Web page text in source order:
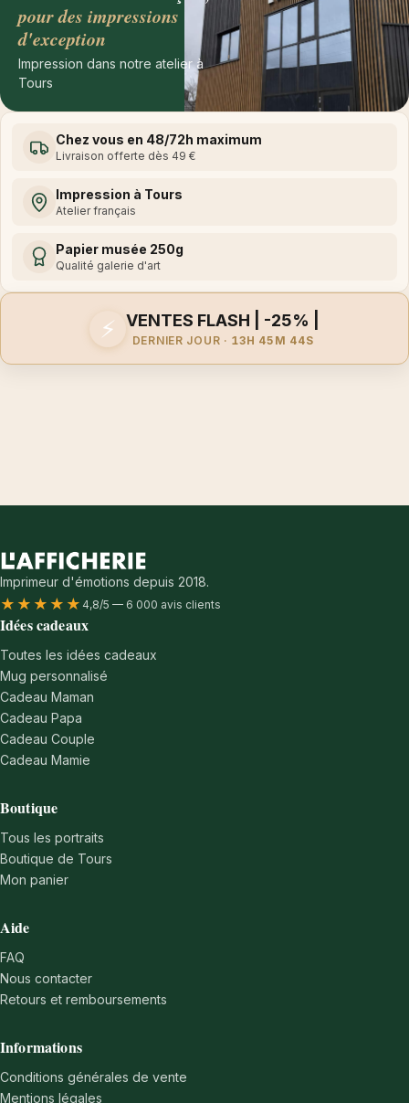
pour des impressions
d'exception
Impression dans notre atelier à
Tours
Chez vous en 48/72h maximum
Livraison offerte dès 49 €
Impression à Tours
Atelier français
Papier musée 250g
Qualité galerie d'art
⚡ VENTES FLASH | -25% |
DERNIER JOUR · 13H 45M 44S
Imprimeur d'émotions depuis 2018.
★★★★★ 4,8/5 — 6 000 avis clients
Idées cadeaux
Toutes les idées cadeaux
Mug personnalisé
Cadeau Maman
Cadeau Papa
Cadeau Couple
Cadeau Mamie
Boutique
Tous les portraits
Boutique de Tours
Mon panier
Aide
FAQ
Nous contacter
Retours et remboursements
Informations
Conditions générales de vente
Mentions légales